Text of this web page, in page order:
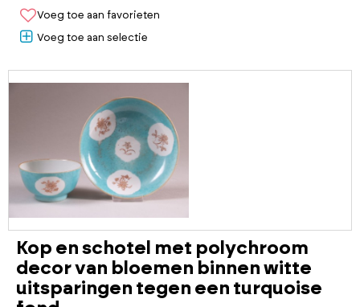
Voeg toe aan favorieten
Voeg toe aan selectie
Kop en schotel met polychroom
decor van bloemen binnen witte
uitsparingen tegen een turquoise